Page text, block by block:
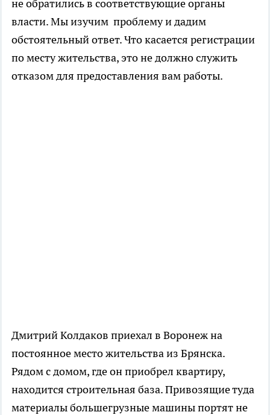
не обратились в соответствующие органы
власти. Мы изучим проблему и дадим
обстоятельный ответ. Что касается регистрации
по месту жительства, это не должно служить
отказом для предоставления вам работы.
Дмитрий Колдаков приехал в Воронеж на
постоянное место жительства из Брянска.
Рядом с домом, где он приобрел квартиру,
находится строительная база. Привозящие туда
материалы большегрузные машины портят не